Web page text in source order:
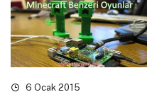
6 Ocak 2015